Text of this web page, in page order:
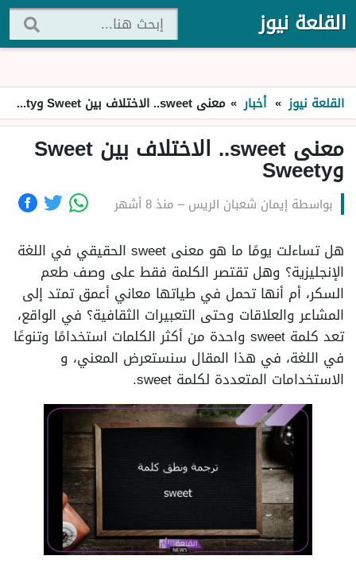
القلعة نيوز
القلعة نيوز » أخبار » معنى sweet.. الاختلاف بين Sweet وSweety
معنى sweet.. الاختلاف بين Sweet
وSweety
بواسطة إيمان شعبان الريس– منذ 8 أشهر
هل تساءلت يومًا ما هو معنى sweet الحقيقي في اللغة
الإنجليزية؟ وهل تقتصر الكلمة فقط على وصف طعم
السكر، أم أنها تحمل في طياتها معاني أعمق تمتد إلى
المشاعر والعلاقات وحتى التعبيرات الثقافية؟ في الواقع،
تعد كلمة sweet واحدة من أكثر الكلمات استخدامًا وتنوعًا
في اللغة، في هذا المقال سنستعرض المعني، و
الاستخدامات المتعددة لكلمة sweet.